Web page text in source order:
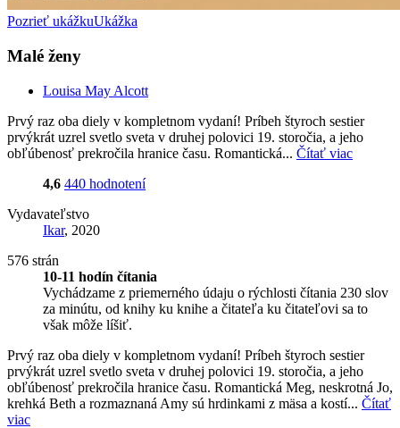
Pozrieť ukážkuUkážka
Malé ženy
Louisa May Alcott
Prvý raz oba diely v kompletnom vydaní! Príbeh štyroch sestier
prvýkrát uzrel svetlo sveta v druhej polovici 19. storočia, a jeho
obľúbenosť prekročila hranice času. Romantická... Čítať viac
4,6 440 hodnotení
Vydavateľstvo
Ikar, 2020
576 strán
10-11 hodín čítania
Vychádzame z priemerného údaju o rýchlosti čítania 230 slov
za minútu, od knihy ku knihe a čitateľa ku čitateľovi sa to
však môže líšiť.
Prvý raz oba diely v kompletnom vydaní! Príbeh štyroch sestier
prvýkrát uzrel svetlo sveta v druhej polovici 19. storočia, a jeho
obľúbenosť prekročila hranice času. Romantická Meg, neskrotná Jo,
krehká Beth a rozmaznaná Amy sú hrdinkami z mäsa a kostí... Čítať
viac